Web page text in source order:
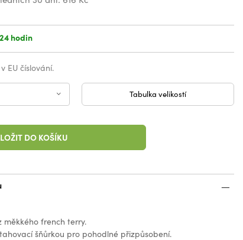
hodin
EU číslování.
Tabulka velikostí
DO KOŠÍKU
měkkého french terry.
šňůrkou pro pohodlné přizpůsobení.